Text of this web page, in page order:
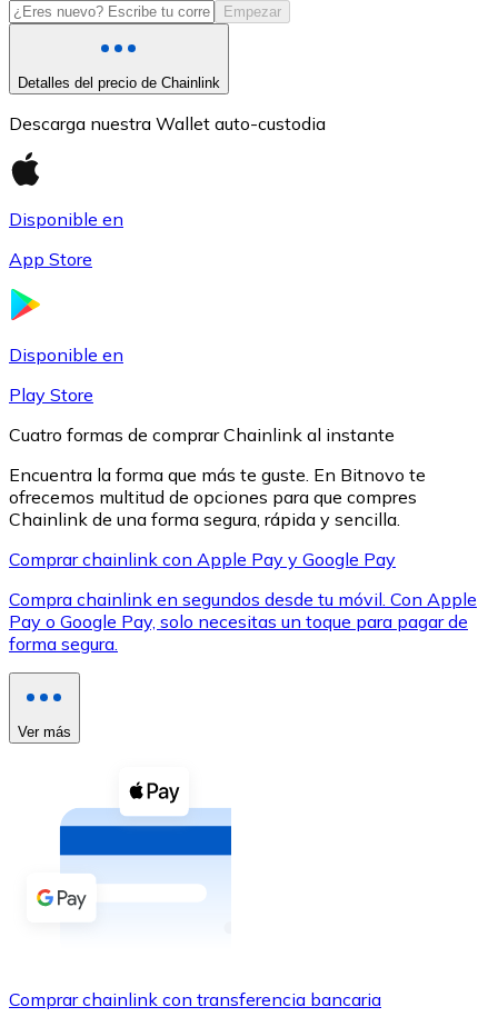
Litecoin
LTC
Ver todo
Compra criptomonedas con efectivo en tu tienda más
Comprar con efectivo
Transferencia SEPA
Añade fondos a tu cuenta Bitnovo o realiza compras
Comprar con Transferencia
Utiliza tarjetas Visa y Mastercard para comprar
Empezar
Detalles del precio de Chainlink
Descarga nuestra Wallet auto-custodia
Disponible en
App Store
Disponible en
Play Store
Cuatro formas de comprar Chainlink al instante
Encuentra la forma que más te guste. En Bitnovo te
ofrecemos multitud de opciones para que compres
Chainlink de una forma segura, rápida y sencilla.
Comprar chainlink con Apple Pay y Google Pay
Compra chainlink en segundos desde tu móvil. Con Apple
Pay o Google Pay, solo necesitas un toque para pagar de
forma segura.
Ver más
Comprar chainlink con transferencia bancaria